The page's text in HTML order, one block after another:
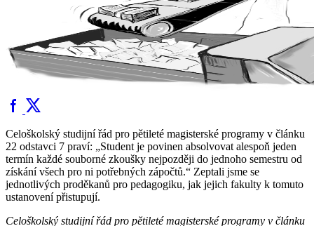
Celoškolský studijní řád pro pětileté magisterské programy v článku
22 odstavci 7 praví: „Student je povinen absolvovat alespoň jeden
termín každé souborné zkoušky nejpozději do jednoho semestru od
získání všech pro ni potřebných zápočtů.“ Zeptali jsme se
jednotlivých proděkanů pro pedagogiku, jak jejich fakulty k tomuto
ustanovení přistupují.
Celoškolský studijní řád pro pětileté magisterské programy v článku